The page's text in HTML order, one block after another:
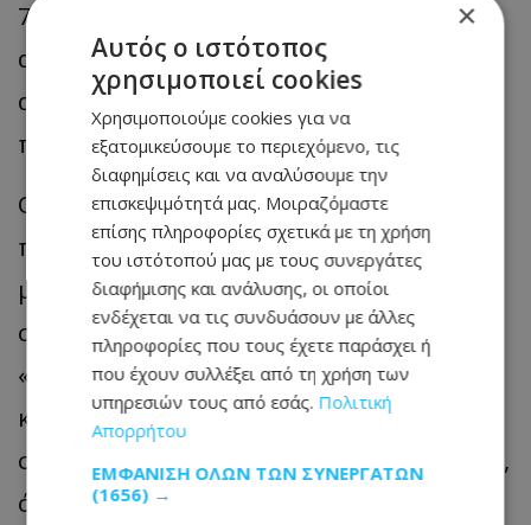
7,3% στις εισφορές κοινωνικών
ασφαλίσεων. Οι δημόσιες επενδύσεις
αυξήθηκαν σχεδόν κατά 30% στην ίδια
περίοδο.
Ο S&P προβλέπει ότι τα δημοσιονομικά
πλεονάσματα θα διαμορφωθούν κατά
μέσο όρο στο 3,3% του ΑΕΠ έως το 2028,
συμβάλλοντας στην ενίσχυση των
«μαξιλαριών» έναντι μελλοντικών
κλυδωνισμών. Ωστόσο, παραμένουν
σημαντικές μακροπρόθεσμες προκλήσεις,
όπως η γήρανση του πληθυσμού, οι
×
Αυτός ο ιστότοπος
χρησιμοποιεί cookies
Χρησιμοποιούμε cookies για να
εξατομικεύσουμε το περιεχόμενο, τις
διαφημίσεις και να αναλύσουμε την
επισκεψιμότητά μας. Μοιραζόμαστε
επίσης πληροφορίες σχετικά με τη χρήση
του ιστότοπού μας με τους συνεργάτες
διαφήμισης και ανάλυσης, οι οποίοι
ενδέχεται να τις συνδυάσουν με άλλες
πληροφορίες που τους έχετε παράσχει ή
που έχουν συλλέξει από τη χρήση των
υπηρεσιών τους από εσάς. Πολιτική
Απορρήτου
ΕΜΦΆΝΙΣΗ ΌΛΩΝ ΤΩΝ ΣΥΝΕΡΓΑΤΏΝ
(1656) →